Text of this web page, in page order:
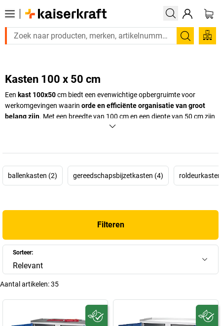
Zoeken
Kasten 100 x 50 cm
Een kast 100x50cm biedt een evenwichtige opbergruimte voor
werkomgevingen waarin orde en efficiënte organisatie van groot
belang zijn. Met een breedte van 100 cm en een diepte van 50 cm zijn
ideaal voor kantoren, thuiswerkplekken of werkruimtes
Hogere modellen, zoals eenkast 100x50x200, creëren
extra ruimte
ruimteconcepten en dragen bij aaneen geordende werkomgeving
+Meer weergeven
ballenkasten (2) gereedschapsbijzetkasten (4)
Filteren
Sorteer:
Relevant
Aantal artikelen:35